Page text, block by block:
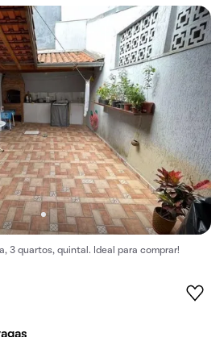
3 quartos, quintal. Ideal para comprar!